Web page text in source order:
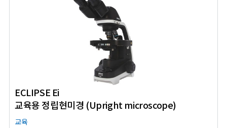
ECLIPSE Ei
교육용 정립현미경 (Upright microscope)
교육